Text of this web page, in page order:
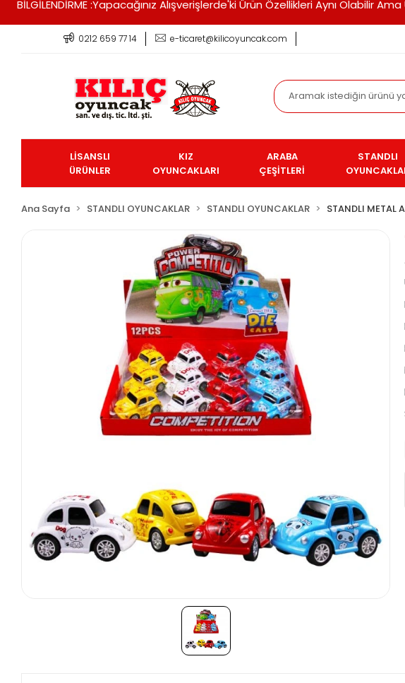
BİLGİLENDİRME :Yapacağınız Alışverişlerde'ki Ürün Özellikleri Aynı
0212 659 77 14 e-ticaret@kilicoyuncak.com
LİSANSLI
ÜRÜNLER
KIZ
OYUNCAKLARI
ARABA
ÇEŞİTLERİ
STANDLI
Ana Sayfa STANDLI OYUNCAKLAR STANDLI OYUNCAKLAR STANDLI METAL